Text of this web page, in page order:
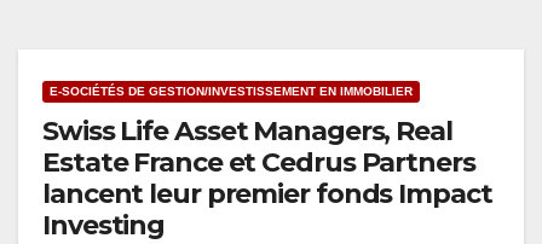
E-SOCIÉTÉS DE GESTION/INVESTISSEMENT EN IMMOBILIER
Swiss Life Asset Managers, Real
Estate France et Cedrus Partners
lancent leur premier fonds Impact
Investing